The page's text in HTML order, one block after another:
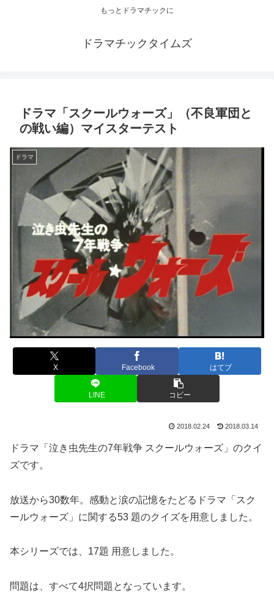
もっとドラマチックに
ドラマチックタイムズ
ドラマ「スクールウォーズ」（不良軍団と
の戦い編）マイスターテスト
ドラマ
X Facebook はてブ
LINE コピー
2018.02.24 2018.03.14
ドラマ「泣き虫先生の7年戦争 スクールウォーズ」のクイ
ズです。
放送から30数年。感動と涙の記憶をたどるドラマ「スク
ールウォーズ」に関する53 題のクイズを用意しました。
本シリーズでは、17題 用意しました。
問題は、すべて4択問題となっています。